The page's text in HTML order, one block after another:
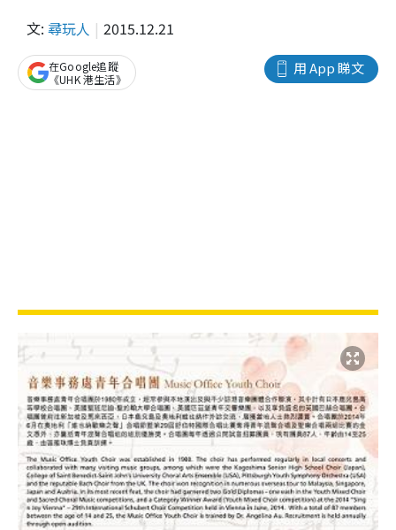
文: 尋玩人 2015.12.21
用 App 睇文
在Google追蹤
《UHK 港生活》